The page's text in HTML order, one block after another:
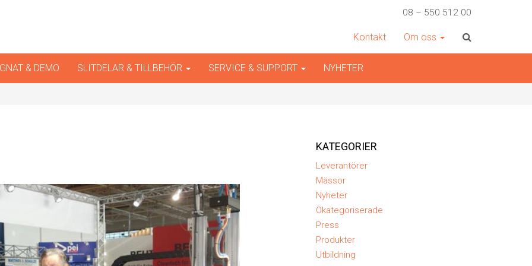
08 – 550 512 00
Kontakt Om oss
& DEMO SLITDELAR & TILLBEHÖR SERVICE & SUPPORT NYHETER
KATEGORIER
Leverantörer
Mässor
Nyheter
Okategoriserade
Press
Produkter
Utbildning